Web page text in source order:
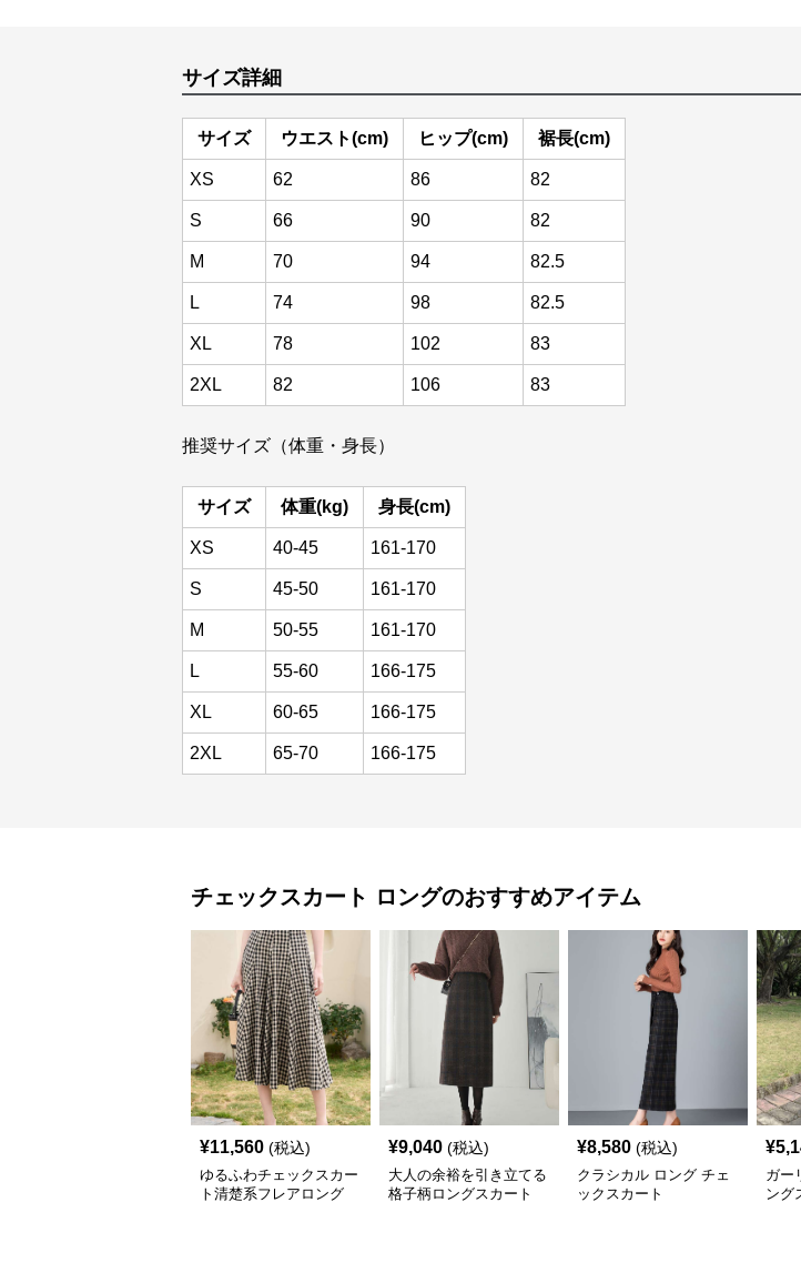
サイズ詳細
サイズ ウエスト(cm) ヒップ(cm) 裾長(cm)
XS 62 86 82
S 66 90 82
M 70 94 82.5
L 74 98 82.5
XL 78 102 83
2XL 82 106 83
推奨サイズ（体重・身長）
サイズ 体重(kg) 身長(cm)
XS 40-45 161-170
S 45-50 161-170
M 50-55 161-170
L 55-60 166-175
XL 60-65 166-175
2XL 65-70 166-175
チェックスカート ロングのおすすめアイテム
¥11,560 (税込)
ゆるふわチェックスカー
ト清楚系フレアロング
¥9,040 (税込)
大人の余裕を引き立てる
格子柄ロングスカート
¥8,580 (税込)
クラシカル ロング チェ
ックスカート
¥
ガー
ング